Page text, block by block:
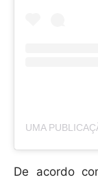
De acordo